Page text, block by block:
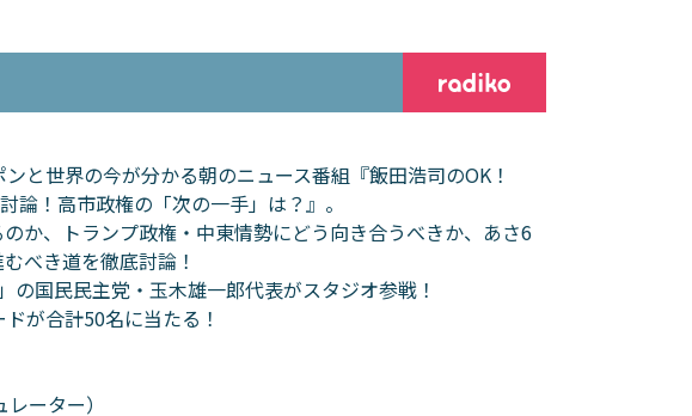
と世界の今が分かる朝のニュース番組『飯田浩司のOK！
！高市政権の「次の一手」は？』。
か、トランプ政権・中東情勢にどう向き合うべきか、あさ6
べき道を徹底討論！
国民民主党・玉木雄一郎代表がスタジオ参戦！
が合計50名に当たる！
ーター）